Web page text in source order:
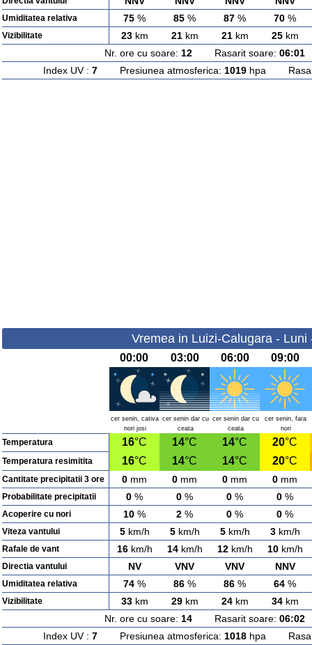
Umiditatea relativa 75 % 85 % 87 % 70 %
Vizibilitate 23km 21km 21km 25km
Nr. ore cu soare: 12Rasarit soare: 06:01
Index UV : 7Presiunea atmosferica: 1019hpa
Vremea in Luizi-Calugara - Luni
00:00 03:00 06:00 09:00
cer senin, cativa
nori josi
cer senin dar cu
ceata
cer senin dar cu
ceata
cer senin, fara
nori
Temperatura 16°C 14°C 14°C 20°C
Temperatura resimitita 16°C 14°C 14°C 20°C
Cantitate precipitatii 3 ore 0 mm 0 mm 0 mm 0 mm
Probabilitate precipitatii 0 % 0 % 0 % 0 %
Acoperire cu nori 10 % 2 % 0 % 0 %
Viteza vantului 5km/h 5km/h 5km/h 3km/h
Rafale de vant 16km/h 14km/h 12km/h 10km/h
Directia vantului NV VNV VNV NNV
Umiditatea relativa 74 % 86 % 86 % 64 %
Vizibilitate 33km 29km 24km 34km
Nr. ore cu soare: 14Rasarit soare: 06:02
Index UV : 7Presiunea atmosferica: 1018hpa